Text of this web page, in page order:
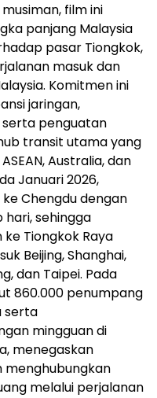
film ini
panjang Malaysia
pasar Tiongkok,
masuk dan
Komitmen ini
jaringan,
penguatan
transit utama yang
Australia, dan
Januari 2026,
Chengdu dengan
sehingga
Tiongkok Raya
Beijing, Shanghai,
dan Taipei. Pada
860.000 penumpang
serta
mingguan di
menegaskan
menghubungkan
melalui perjalanan